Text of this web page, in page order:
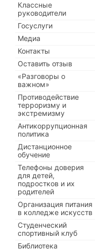
Классные
руководители
Госуслуги
Медиа
Контакты
Оставить отзыв
«Разговоры о
важном»
Противодействие
терроризму и
экстремизму
Антикоррупционная
политика
Дистанционное
обучение
Телефоны доверия
для детей,
подростков и их
родителей
Организация питания
в колледже искусств
Студенческий
спортивный клуб
Библиотека